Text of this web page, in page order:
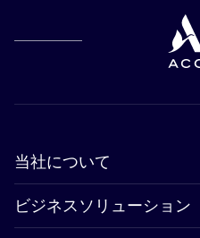
当社について
ビジネスソリューション